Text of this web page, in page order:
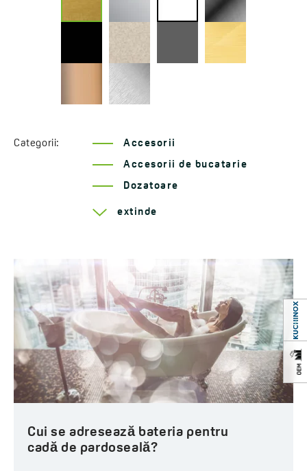
Categorii: Accesorii
Accesorii de bucatarie
Dozatoare
Serie Drop
extinde
Ce au în comun un robinet
hidraulic cu bateriile de baie...